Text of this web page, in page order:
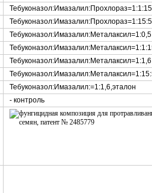
Тебуконазол:Имазалил:Прохлораз=1:1:15
Тебуконазол:Имазалил:Прохлораз=1:15:5
Тебуконазол:Имазалил:=1:1,6,эталон
- контроль